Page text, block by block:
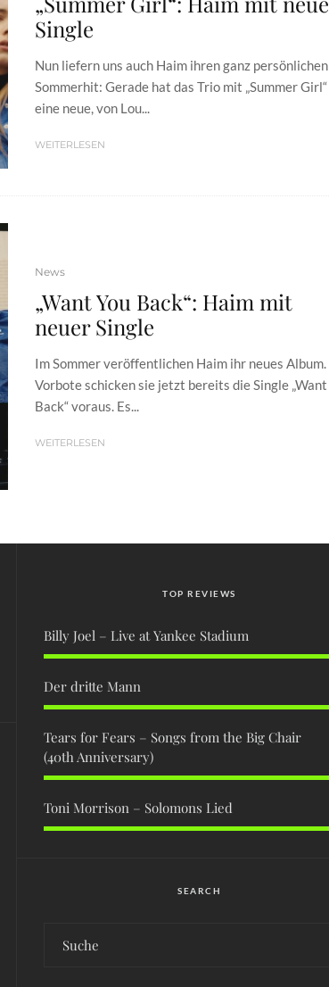
Single
Nun liefern uns auch Haim ihren ganz persönlichen
Sommerhit: Gerade hat das Trio mit „Summer Girl“
eine neue, von Lou...
WEITERLESEN
News
„Want You Back“: Haim mit
neuer Single
Im Sommer veröffentlichen Haim ihr neues Album.
Vorbote schicken sie jetzt bereits die Single „Want
Back“ voraus. Es...
WEITERLESEN
TOP REVIEWS
Billy Joel – Live at Yankee Stadium
Der dritte Mann
Tears for Fears – Songs from the Big Chair
(40th Anniversary)
Toni Morrison – Solomons Lied
SEARCH